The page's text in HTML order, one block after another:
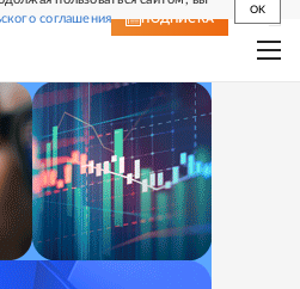
соглашения
OK
ПОДПИСКА